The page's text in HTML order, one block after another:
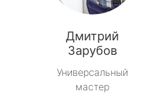
Дмитрий
Зарубов
Универсальный
мастер